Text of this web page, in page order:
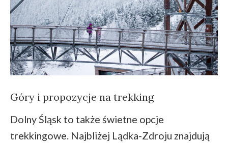
Góry i propozycje na trekking
Dolny Śląsk to także świetne opcje
trekkingowe. Najbliżej Lądka-Zdroju znajdują